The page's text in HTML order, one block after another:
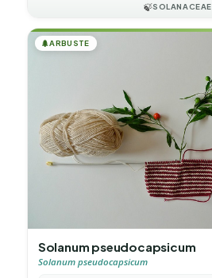
🍃SOLANACEAE
🌲ARBUSTE
Solanum pseudocapsicum
Solanum pseudocapsicum